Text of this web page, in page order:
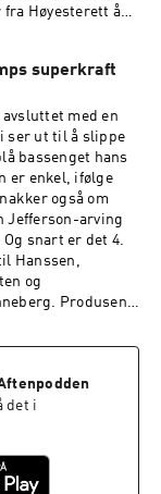
fra Høyesterett å
etter å ha
Jean Carroll i
Vance, som har
Watergate-
Rakel Haugen
og
Produsent:
Mariam Zuhaib.
superkraft
med en
ser ut til å slippe
bassenget hans
er enkel, ifølge
også om
Jefferson-arving
snart er det 4.
Hanssen,
og
Produsent:
det i